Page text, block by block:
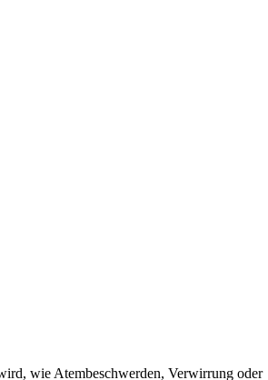
wie Atembeschwerden, Verwirrung oder